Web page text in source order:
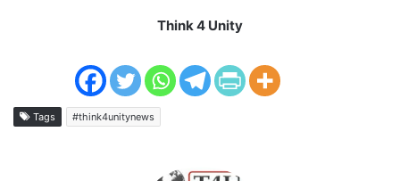
Think 4 Unity
Tags #think4unitynews